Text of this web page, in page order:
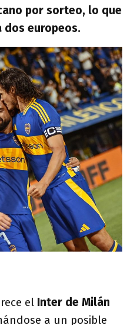
por sorteo, lo que
europeos.
el Inter de Milán
a un posible